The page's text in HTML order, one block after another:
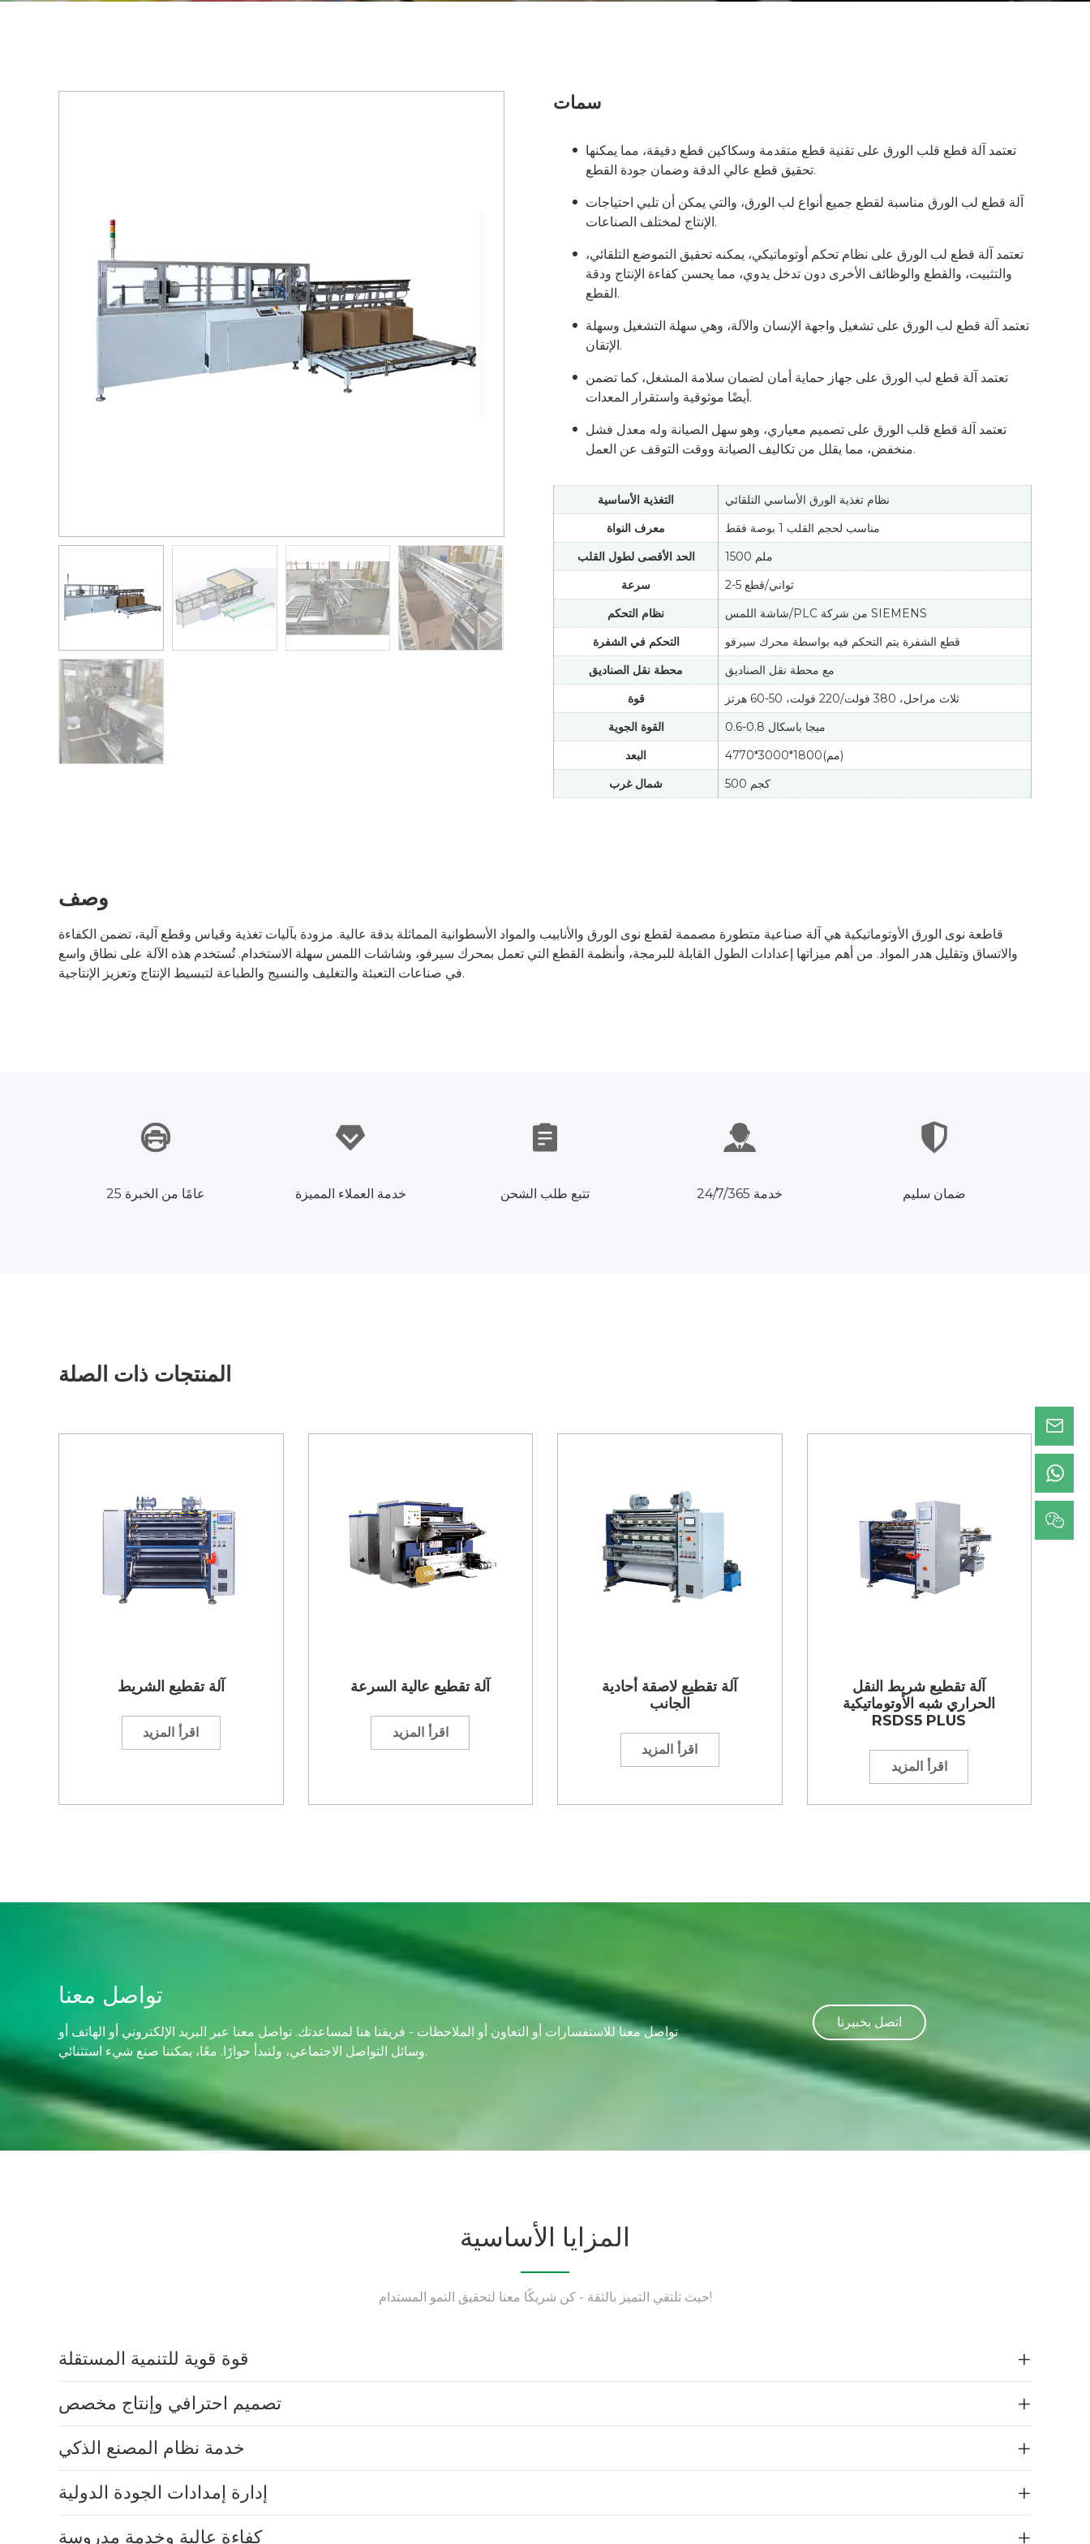
سمات
تعتمد آلة قطع قلب الورق على تقنية قطع متقدمة وسكاكين قطع دقيقة، مما يمكنها
تحقيق قطع عالي الدقة وضمان جودة القطع.
آلة قطع لب الورق مناسبة لقطع جميع أنواع لب الورق، والتي يمكن أن تلبي احتياجات
الإنتاج لمختلف الصناعات.
تعتمد آلة قطع لب الورق على نظام تحكم أوتوماتيكي، يمكنه تحقيق التموضع التلقائي،
والتثبيت، والقطع والوظائف الأخرى دون تدخل يدوي، مما يحسن كفاءة الإنتاج ودقة
القطع.
تعتمد آلة قطع لب الورق على تشغيل واجهة الإنسان والآلة، وهي سهلة التشغيل وسهلة
الإتقان.
تعتمد آلة قطع لب الورق على جهاز حماية أمان لضمان سلامة المشغل، كما تضمن
أيضًا موثوقية واستقرار المعدات.
تعتمد آلة قطع قلب الورق على تصميم معياري، وهو سهل الصيانة وله معدل فشل
منخفض، مما يقلل من تكاليف الصيانة ووقت التوقف عن العمل.
التغذية الأساسية
نظام تغذية الورق الأساسي التلقائي
معرف النواة
مناسب لحجم القلب 1 بوصة فقط
الحد الأقصى لطول القلب
1500 ملم
سرعة
2-5 ثواني/قطع
نظام التحكم
شاشة اللمس/PLC من شركة SIEMENS
التحكم في الشفرة
قطع الشفرة يتم التحكم فيه بواسطة محرك سيرفو
محطة نقل الصناديق
مع محطة نقل الصناديق
قوة
ثلاث مراحل، 380 فولت/220 فولت، 50-60 هرتز
القوة الجوية
0.6-0.8 ميجا باسكال
البعد
4770*3000*1800(مم)
شمال غرب
500 كجم
وصف
قاطعة نوى الورق الأوتوماتيكية هي آلة صناعية متطورة مصممة لقطع نوى الورق والأنابيب والمواد الأسطوانية المماثلة بدقة عالية. مزودة بآليات تغذية وقياس وقطع آلية، تضمن الكفاءة
والاتساق وتقليل هدر المواد. من أهم ميزاتها إعدادات الطول القابلة للبرمجة، وأنظمة القطع التي تعمل بمحرك سيرفو، وشاشات اللمس سهلة الاستخدام. تُستخدم هذه الآلة على نطاق واسع
في صناعات التعبئة والتغليف والنسيج والطباعة لتبسيط الإنتاج وتعزيز الإنتاجية.
25 عامًا من الخبرة خدمة العملاء المميزة تتبع طلب الشحن خدمة 24/7/365 ضمان سليم
المنتجات ذات الصلة
آلة تقطيع الشريط
اقرأ المزيد
آلة تقطيع عالية السرعة
اقرأ المزيد
آلة تقطيع لاصقة أحادية
الجانب
اقرأ المزيد
آلة تقطيع شريط النقل
الحراري شبه الأوتوماتيكية
RSDS5 PLUS
اقرأ المزيد
تواصل معنا
تواصل معنا للاستفسارات أو التعاون أو الملاحظات - فريقنا هنا لمساعدتك. تواصل معنا عبر البريد الإلكتروني أو الهاتف أو
وسائل التواصل الاجتماعي، ولنبدأ حوارًا. معًا، يمكننا صنع شيء استثنائي.
اتصل بخبيرنا
المزايا الأساسية
حيث تلتقي التميز بالثقة - كن شريكًا معنا لتحقيق النمو المستدام!
قوة قوية للتنمية المستقلة
تصميم احترافي وإنتاج مخصص
خدمة نظام المصنع الذكي
إدارة إمدادات الجودة الدولية
كفاءة عالية وخدمة مدروسة